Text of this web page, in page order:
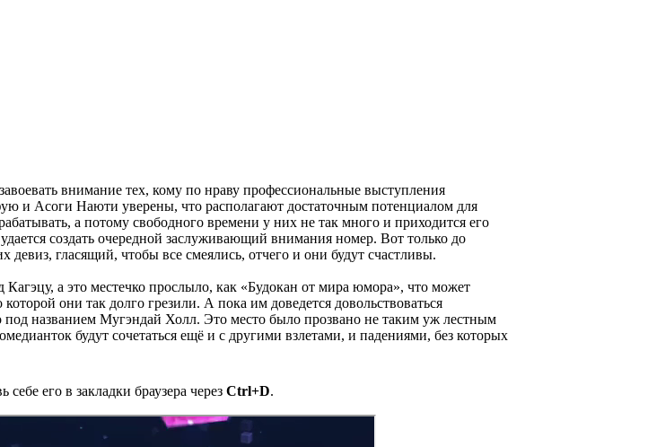
внимание тех, кому по нраву профессиональные выступления
и Асоги Наюти уверены, что располагают достаточным потенциалом для
а потому свободного времени у них не так много и приходится его
создать очередной заслуживающий внимания номер. Вот только до
гласящий, чтобы все смеялись, отчего и они будут счастливы.
а это местечко прослыло, как «Будокан от мира юмора», что может
они так долго грезили. А пока им доведется довольствоваться
названием Мугэндай Холл. Это место было прозвано не таким уж лестным
будут сочетаться ещё и с другими взлетами, и падениями, без которых
его в закладки браузера через Ctrl+D.